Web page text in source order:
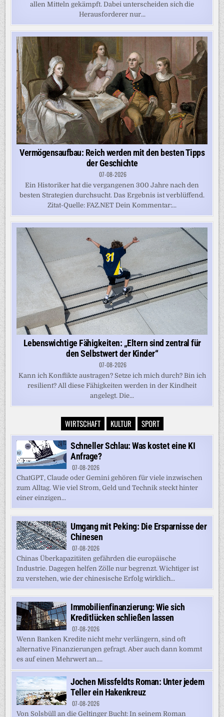
allen Mitteln gekämpft. Dabei unterscheiden sich die
Herausforderer nur...
Vermögensaufbau: Reich werden mit den besten Tipps
der Geschichte
07-08-2026
Ein Historiker hat die vergangenen 300 Jahre nach den
besten Strategien durchsucht. Das Ergebnis ist verblüffend.
Zitat-Quelle: FAZ.NET Dein Kommentar:...
Lebenswichtige Fähigkeiten: „Eltern sind zentral für
den Selbstwert der Kinder“
07-08-2026
Kann ich Konflikte austragen? Setze ich mich durch? Bin ich
resilient? All diese Fähigkeiten werden in der Kindheit
angelegt. Die...
WIRTSCHAFT KULTUR SPORT
Schneller Schlau: Was kostet eine KI
Anfrage?
07-08-2026
ChatGPT, Claude oder Gemini gehören für viele inzwischen
zum Alltag. Wie viel Strom, Geld und Technik steckt hinter
einer einzigen...
Umgang mit Peking: Die Ersparnisse der
Chinesen
07-08-2026
Chinas Überkapazitäten gefährden die europäische
Industrie. Dagegen helfen Zölle nur begrenzt. Wichtiger ist
zu verstehen, wie der chinesische Erfolg wirklich...
Immobilienfinanzierung: Wie sich
Kreditlücken schließen lassen
07-08-2026
Wenn Banken Kredite nicht mehr verlängern, sind oft
alternative Finanzierungen gefragt. Aber auch dann kommt
es auf einen Mehrwert an....
Jochen Missfeldts Roman: Unter jedem
Teller ein Hakenkreuz
07-08-2026
Von Solsbüll an die Geltinger Bucht: In seinem Roman